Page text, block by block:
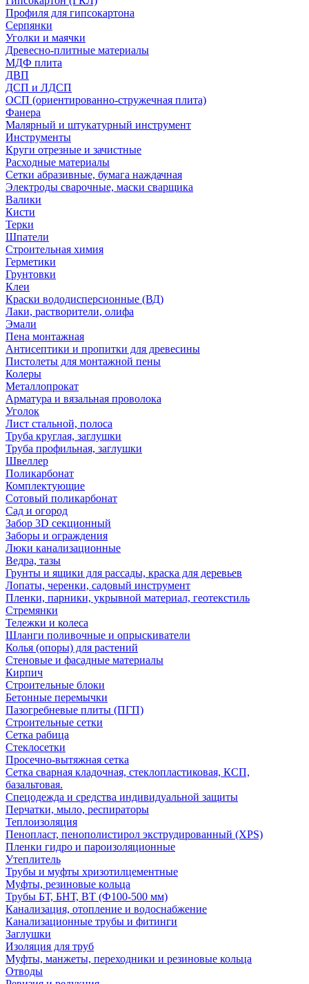
Профиля для гипсокартона
Серпянки
Уголки и маячки
Древесно-плитные материалы
МДФ плита
ДВП
ДСП и ЛДСП
ОСП (ориентированно-стружечная плита)
Фанера
Малярный и штукатурный инструмент
Инструменты
Круги отрезные и зачистные
Расходные материалы
Сетки абразивные, бумага наждачная
Электроды сварочные, маски сварщика
Валики
Кисти
Терки
Шпатели
Строительная химия
Герметики
Грунтовки
Клеи
Краски вододисперсионные (ВД)
Лаки, растворители, олифа
Эмали
Пена монтажная
Антисептики и пропитки для древесины
Пистолеты для монтажной пены
Колеры
Металлопрокат
Арматура и вязальная проволока
Уголок
Лист стальной, полоса
Труба круглая, заглушки
Труба профильная, заглушки
Швеллер
Поликарбонат
Комплектующие
Сотовый поликарбонат
Сад и огород
Забор 3D секционный
Заборы и ограждения
Люки канализационные
Ведра, тазы
Грунты и ящики для рассады, краска для деревьев
Лопаты, черенки, садовый инструмент
Пленки, парники, укрывной материал, геотекстиль
Стремянки
Тележки и колеса
Шланги поливочные и опрыскиватели
Колья (опоры) для растений
Стеновые и фасадные материалы
Кирпич
Строительные блоки
Бетонные перемычки
Пазогребневые плиты (ПГП)
Строительные сетки
Сетка рабица
Стеклосетки
Просечно-вытяжная сетка
Сетка сварная кладочная, стеклопластиковая, КСП,
базальтовая.
Спецодежда и средства индивидуальной защиты
Перчатки, мыло, респираторы
Теплоизоляция
Пенопласт, пенополистирол экструдированный (XPS)
Пленки гидро и пароизоляционные
Утеплитель
Трубы и муфты хризотилцементные
Муфты, резиновые кольца
Трубы БТ, БНТ, ВТ (Ф100-500 мм)
Канализация, отопление и водоснабжение
Канализационные трубы и фитинги
Заглушки
Изоляция для труб
Муфты, манжеты, переходники и резиновые кольца
Отводы